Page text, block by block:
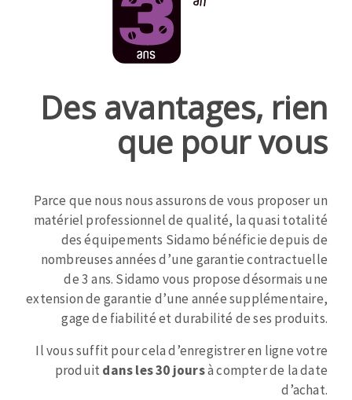
Pose des joints
Fraises carbure
Fers et plaquettes
ABRASIVOS APLICADOS
Bandes abrasives
Disques fibre et papier
Feuilles 230 x 280 mm
Plateaux supports
Eponges abrasive
DISCOS ABRASIVOS
Disques abrasifs agglomérés
Meules d'ébarbage
TRATAMENTO DA SUPERFÍCIE
Disques à lamelles
Disque intissé
Disques fibre
Des avantages, rien
que pour vous
Parce que nous nous assurons de vous proposer un
matériel professionnel de qualité, la quasi totalité
des équipements Sidamo bénéficie depuis de
nombreuses années d’une garantie contractuelle
de 3 ans. Sidamo vous propose désormais une
extension de garantie d’une année supplémentaire,
gage de fiabilité et durabilité de ses produits.
Il vous suffit pour cela d’enregistrer en ligne votre
produit dans les 30 joursà compter de la date
d’achat.